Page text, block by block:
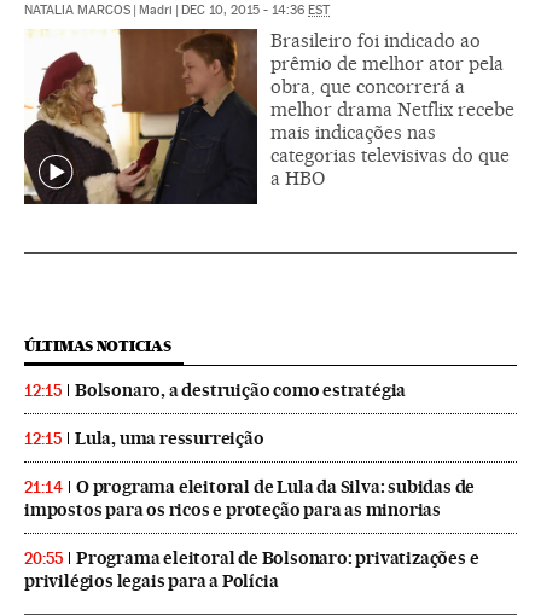
NATALIA MARCOS | Madri | DEC 10, 2015 - 14:36 EST
Brasileiro foi indicado ao
prêmio de melhor ator pela
obra, que concorrerá a
melhor drama Netflix recebe
mais indicações nas
categorias televisivas do que
a HBO
ÚLTIMAS NOTICIAS
12:15 Bolsonaro, a destruição como estratégia
12:15 Lula, uma ressurreição
21:14
O programa eleitoral de Lula da Silva: subidas de
impostos para os ricos e proteção para as minorias
20:55
Programa eleitoral de Bolsonaro: privatizações e
privilégios legais para a Polícia